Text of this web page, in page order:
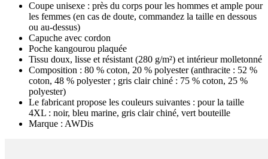
Coupe unisexe : près du corps pour les hommes et ample pour
les femmes (en cas de doute, commandez la taille en dessous
ou au-dessus)
Capuche avec cordon
Poche kangourou plaquée
Tissu doux, lisse et résistant (280 g/m²) et intérieur molletonné
Composition : 80 % coton, 20 % polyester (anthracite : 52 %
coton, 48 % polyester ; gris clair chiné : 75 % coton, 25 %
polyester)
Le fabricant propose les couleurs suivantes : pour la taille
4XL : noir, bleu marine, gris clair chiné, vert bouteille
Marque : AWDis